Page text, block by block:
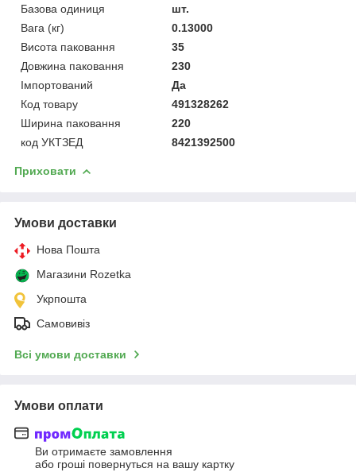
Базова одиниця
шт.
Вага (кг)
0.13000
Висота паковання
35
Довжина паковання
230
Імпортований
Да
Код товару
491328262
Ширина паковання
220
код УКТЗЕД
8421392500
Приховати
Умови доставки
Нова Пошта
Магазини Rozetka
Укрпошта
Самовивіз
Всі умови доставки
Умови оплати
Ви отримаєте замовлення
або гроші повернуться на вашу картку